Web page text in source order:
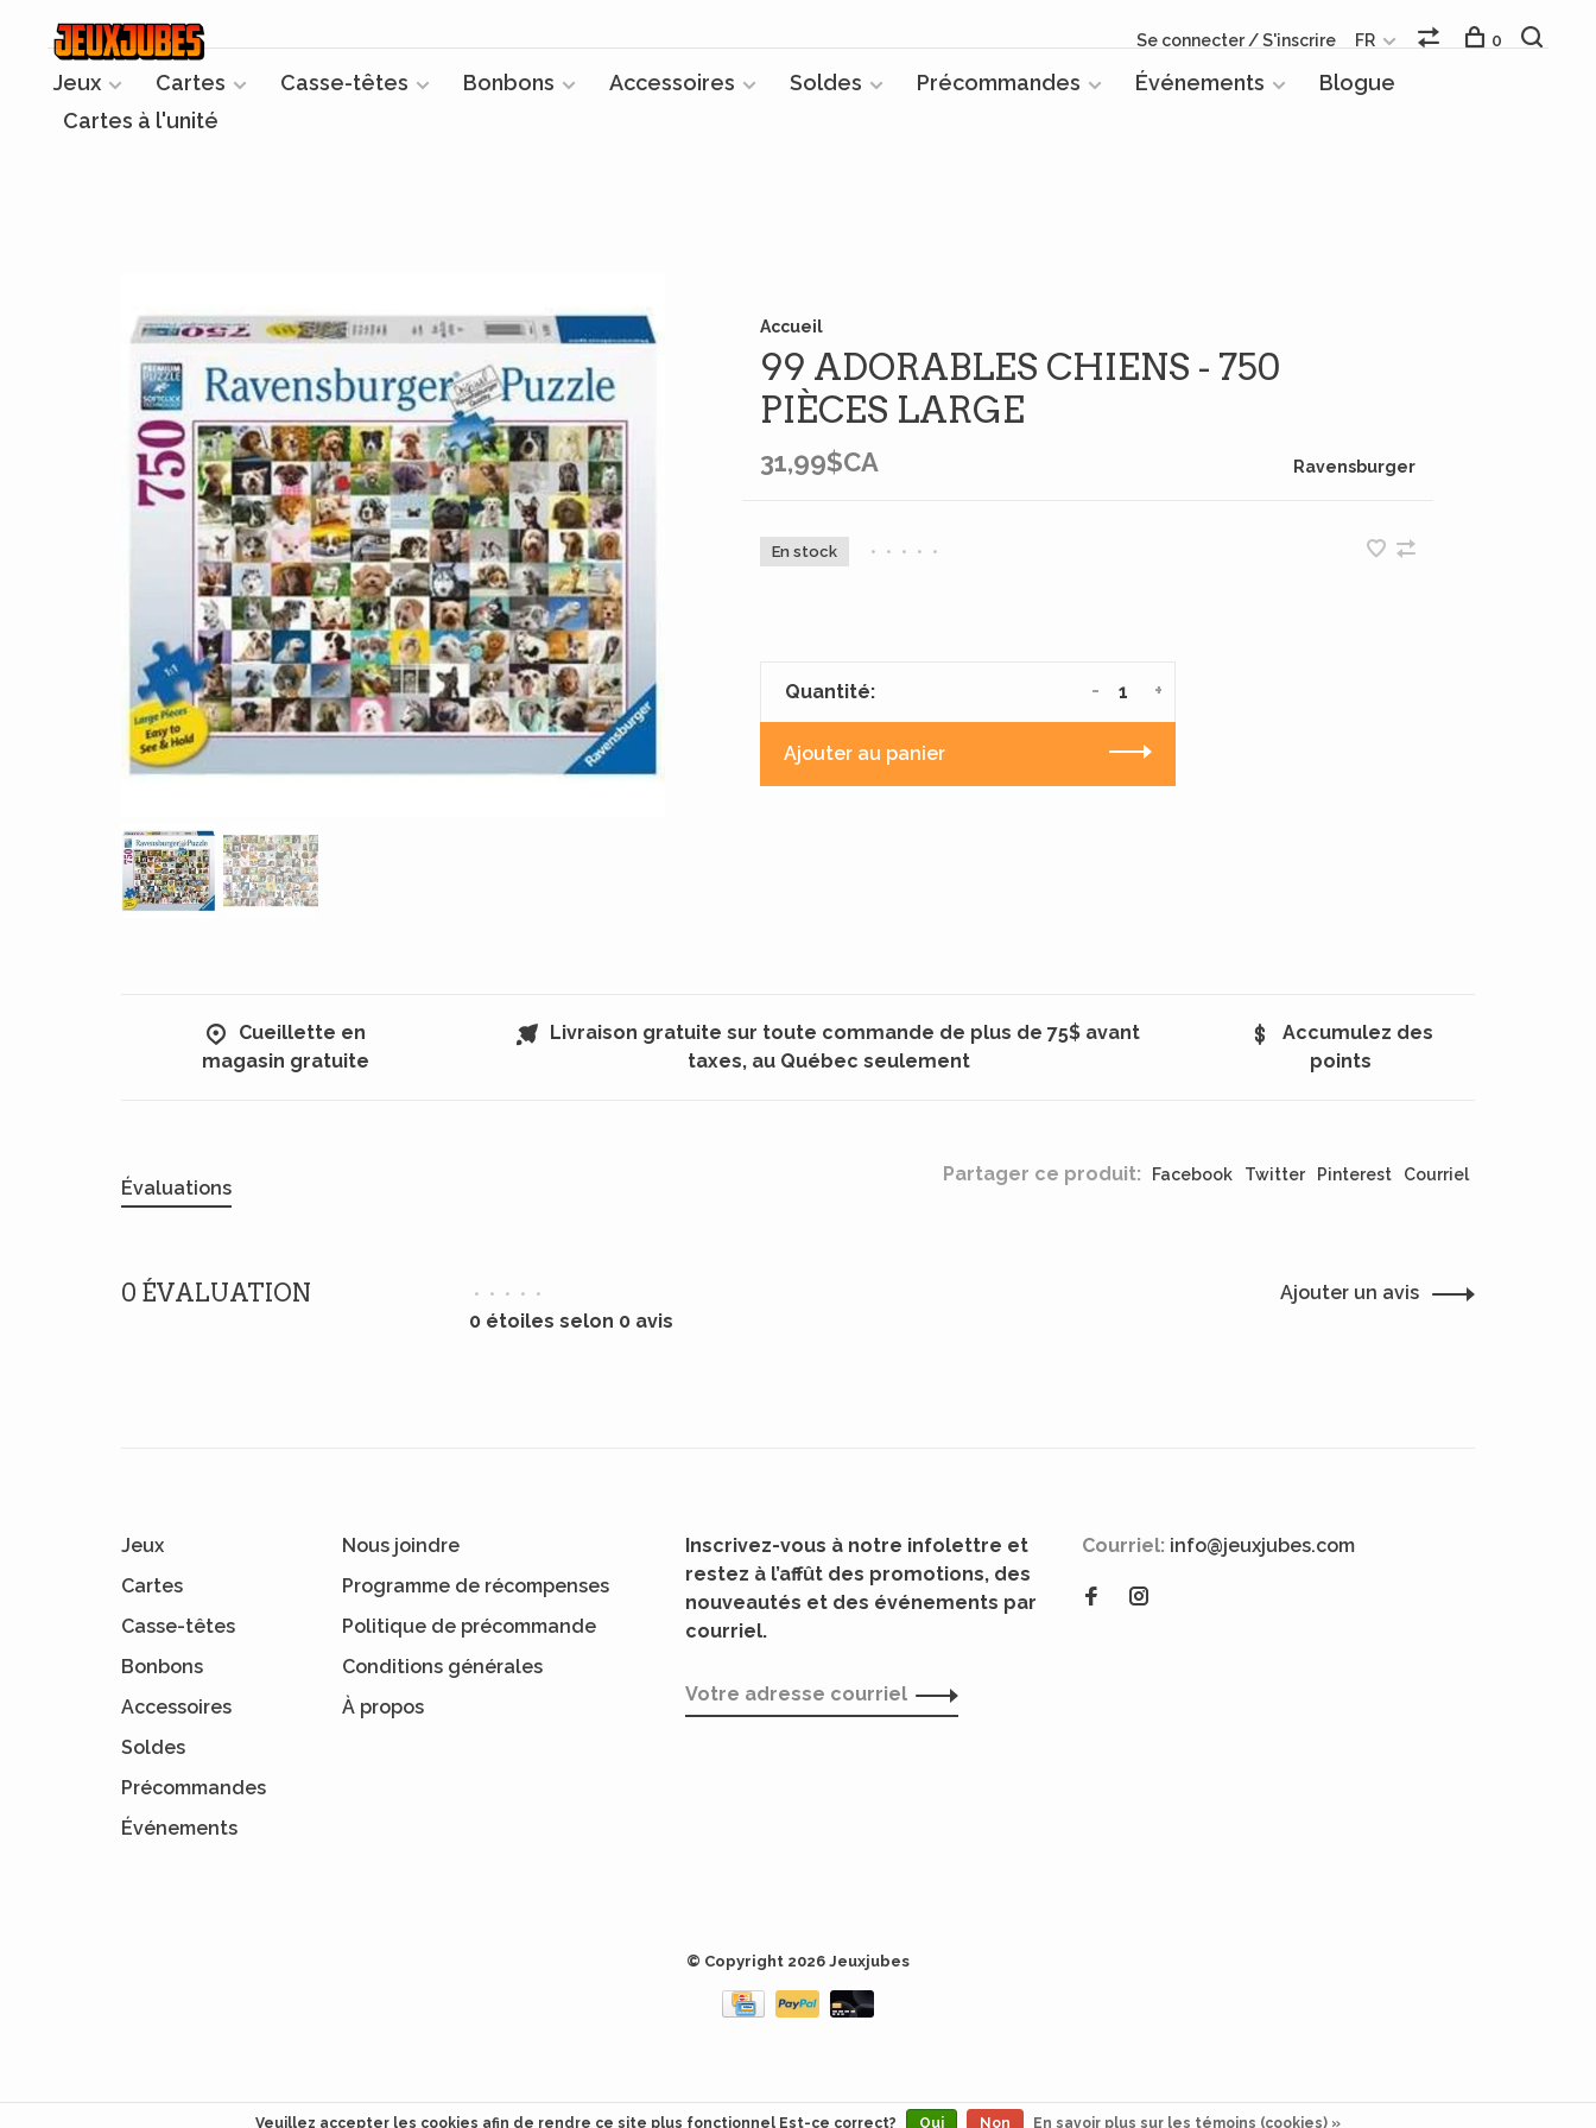
Jeux Cartes Casse-têtes Bonbons Accessoires Soldes Précommandes Événements
Blogue
Cartes à l'unité
Se connecter / S'inscrire FR 0
Accueil
99 ADORABLES CHIENS - 750
PIÈCES LARGE
31,99$CA Ravensburger
En stock • • • • •
Quantité: +
-
Ajouter au panier
Cueillette en
magasin gratuite
Livraison gratuite sur toute commande de plus de 75$ avant
taxes, au Québec seulement
Accumulez des
points
Partager ce produit: Facebook Twitter Pinterest Courriel
Évaluations
0 ÉVALUATION • • • • •
0 étoiles selon 0 avis
Ajouter un avis
Jeux
Cartes
Casse-têtes
Bonbons
Accessoires
Soldes
Précommandes
Événements
Nous joindre
Programme de récompenses
Politique de précommande
Conditions générales
À propos
Inscrivez-vous à notre infolettre et
restez à l’affût des promotions, des
nouveautés et des événements par
courriel.
Courriel: info@jeuxjubes.com
© Copyright 2026 Jeuxjubes
Veuillez accepter les cookies afin de rendre ce site plus fonctionnel Est-ce correct? Oui Non En savoir plus sur les témoins (cookies) »